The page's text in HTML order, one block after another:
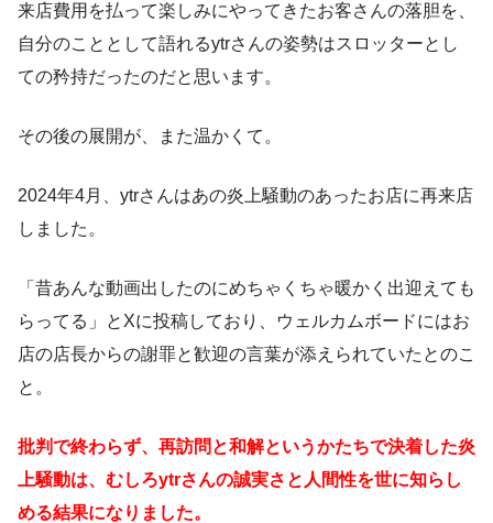
来店費用を払って楽しみにやってきたお客さんの落胆を、
自分のこととして語れるytrさんの姿勢はスロッターとし
ての矜持だったのだと思います。
その後の展開が、また温かくて。
2024年4月、ytrさんはあの炎上騒動のあったお店に再来店
しました。
「昔あんな動画出したのにめちゃくちゃ暖かく出迎えても
らってる」とXに投稿しており、ウェルカムボードにはお
店の店長からの謝罪と歓迎の言葉が添えられていたとのこ
と。
批判で終わらず、再訪問と和解というかたちで決着した炎
上騒動は、むしろytrさんの誠実さと人間性を世に知らし
める結果になりました。